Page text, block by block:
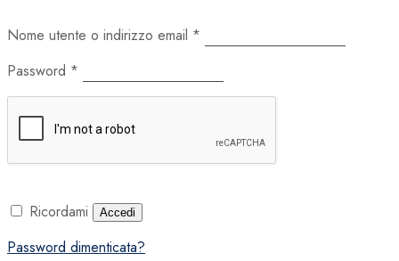
Nome utente o indirizzo email *
Password *
Ricordami Accedi
Password dimenticata?